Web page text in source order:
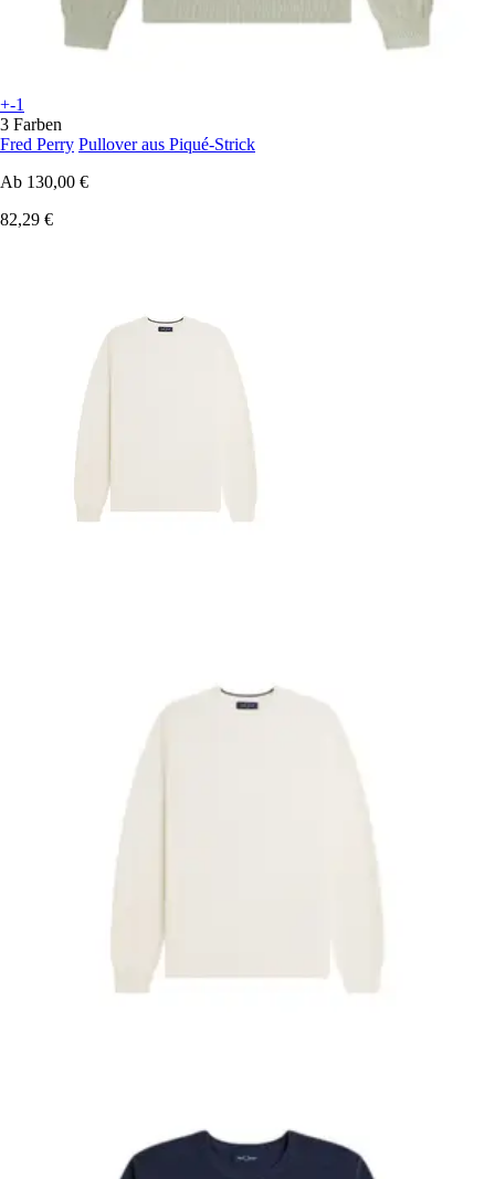
+-1
3 Farben
Fred Perry Pullover aus Piqué-Strick
Ab 130,00 €
82,29 €